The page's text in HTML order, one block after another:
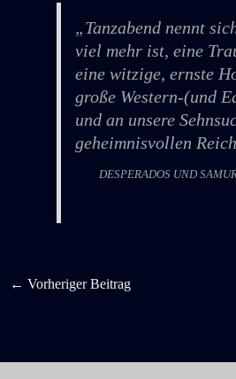
„Tanzabend nennt
viel mehr ist, eine
eine witzige, ernste
große Western-(und
und an unsere
geheimnisvollen
DESPERADOS UND
← Vorheriger Beitrag